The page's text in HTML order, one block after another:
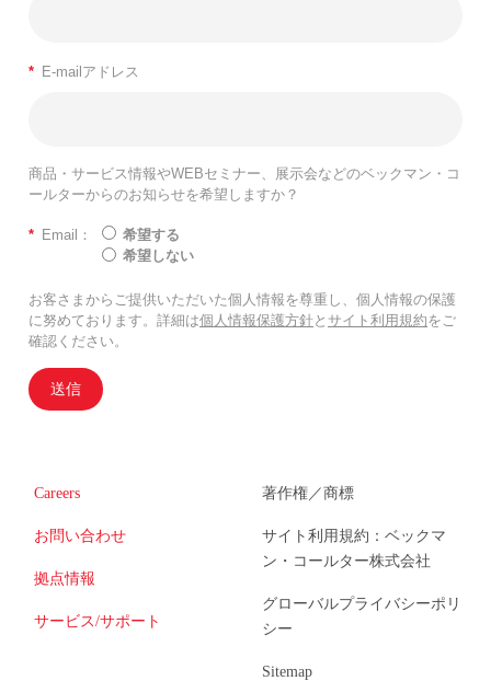
* E-mailアドレス
商品・サービス情報やWEBセミナー、展示会などのベックマン・コ
ールターからのお知らせを希望しますか？
* Email：
希望する
希望しない
お客さまからご提供いただいた個人情報を尊重し、個人情報の保護
に努めております。詳細は個人情報保護方針と サイト利用規約をご
確認ください。
送信
Careers
お問い合わせ
拠点情報
サービス/サポート
著作権／商標
サイト利用規約：ベックマ
ン・コールター株式会社
グローバルプライバシーポリ
シー
Sitemap